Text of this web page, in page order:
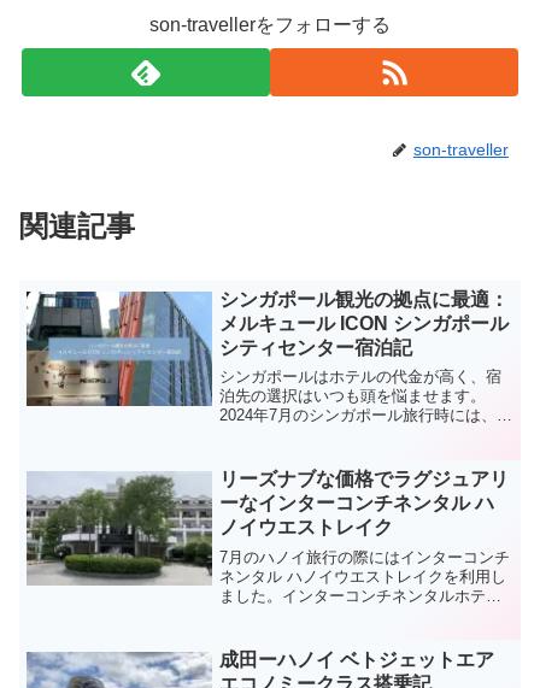
son-travellerをフォローする
son-traveller
関連記事
シンガポール観光の拠点に最適：
メルキュール ICON シンガポール
シティセンター宿泊記
シンガポールはホテルの代金が高く、宿
泊先の選択はいつも頭を悩ませます。
2024年7月のシンガポール旅行時には、
City Centre）」を利用しました。歴史あ
る風情漂うチャイナタウンと近代的なセ
ントラル ビジネス ディストリクトの境界
線に位置するこのホテルは、観光とビジ
ネス、どちらの目的でも理想的なホテル
です。
リーズナブな価格でラグジュアリ
ーなインターコンチネンタル ハ
ノイウエストレイク
7月のハノイ旅行の際にはインターコンチ
ネンタル ハノイウエストレイクを利用し
ました。インターコンチネンタルホテル
可能な本当におすすめできるホテルで
す。
成田ーハノイ ベトジェットエア
エコノミークラス搭乗記